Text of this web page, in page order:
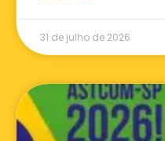
31 de julho de 2026